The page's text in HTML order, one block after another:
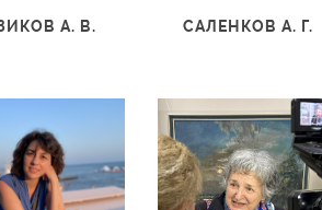
А. В. САЛЕНКОВ А. Г.